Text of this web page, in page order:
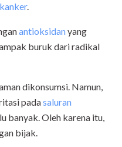
.
antioksidanyang
buruk dari radikal
dikonsumsi. Namun,
padasaluran
banyak. Oleh karena itu,
bijak.